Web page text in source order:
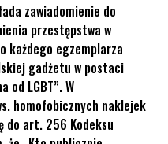
zawiadomienie do
przestępstwa w
każdego egzemplarza
gadżetu w postaci
od LGBT”. W
homofobicznych naklejek
do art. 256 Kodeksu